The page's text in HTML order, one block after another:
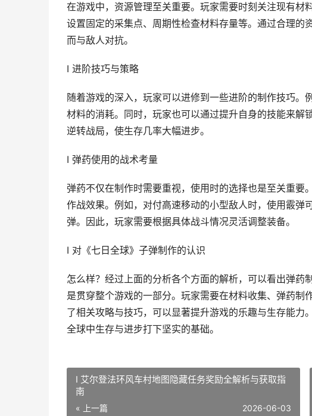
在游戏中，资源管理至关重要。玩家需要时刻关注现有
设置固定的采集点、周期性检查材料存量等。通过合理
而与敌人对抗。
I 进阶技巧与策略
随着游戏的深入，玩家可以进修到一些进阶的制作技巧
材料的消耗。同时，玩家也可以通过提升自身的技能来
逆转战局，使生存几率大幅进步。
I 弹药使用的战术考量
弹药不仅在制作时需要重视，使用时的选择也是至关重
作战效果。例如，对付高速移动的小型敌人时，使用霰弹
弹。因此，玩家需要根据具体战斗情况灵活调整装备。
I 对《七日全球》子弹制作的认识
怎么样？经过上面的分析各个方面的解析，可以看出弹药
是贯穿整个游戏的一部分。玩家需要在材料收集、弹药
了相关攻略与技巧，可以显著提升游戏的乐趣与生存能
全球中生存与进步打下坚实的基础。
I 艾尔登法环风车村地图隐藏任务奖励全解析与获取指
南
« 上一篇 2026-06-03